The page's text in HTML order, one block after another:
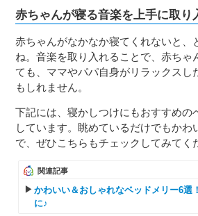
赤ちゃんが寝る音楽を上手に取り
赤ちゃんがなかなか寝てくれないと、
ね。音楽を取り入れることで、赤ちゃ
ても、ママやパパ自身がリラックスし
もしれません。
下記には、寝かしつけにもおすすめの
しています。眺めているだけでもかわ
で、ぜひこちらもチェックしてみてく
関連記事
かわいい＆おしゃれなベッドメリー6選
に♪